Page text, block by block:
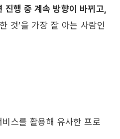
행 중 계속 방향이 바뀌고,
것’을 가장 잘 아는 사람인
비스를 활용해 유사한 프로